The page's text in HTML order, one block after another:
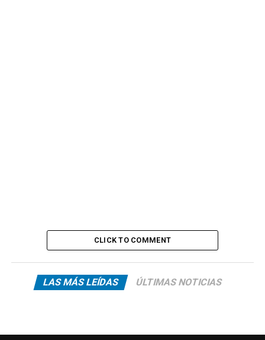
CLICK TO COMMENT
LAS MÁS LEÍDAS ÚLTIMAS NOTICIAS